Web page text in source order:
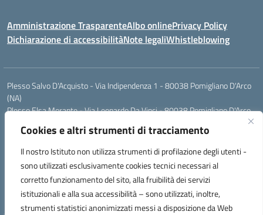
Cookies e altri strumenti di tracciamento
Il nostro Istituto non utilizza strumenti di profilazione degli utenti -
sono utilizzati esclusivamente cookies tecnici necessari al
corretto funzionamento del sito, alla fruibilità dei servizi
istituzionali e alla sua accessibilità – sono utilizzati, inoltre,
strumenti statistici anonimizzati messi a disposizione da Web
Amministrazione TrasparenteAlbo onlinePrivacy Policy
Dichiarazione di accessibilitàNote legaliWhistleblowing
Plesso Salvo D'Acquisto - Via Indipendenza 1 - 80038 Pomigliano D'Arco
(NA)
Plesso Elsa Morante - Via Leonardo Da Vinci - 80038 Pomigliano D'Arco
Plesso Leone - Via Pascoli - 80038 Pomigliano D'Arco (NA)
Tel.:0813177304 - Mail: naic8g1003@istruzione.it - Pec:
Codice Univoco ufficio: UIECQ7
codice Meccanografico: NAIC8G1003
Codice Fiscale: 93076670632